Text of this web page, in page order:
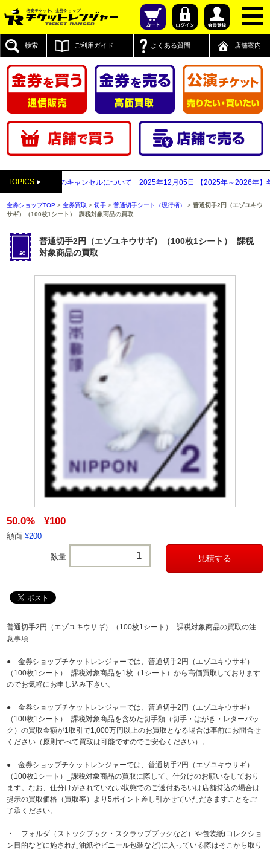
検索 ご利用ガイド よくある質問 店舗案内
TOPICS
るご注文のキャンセルについて 2025年12月05日 【2025年～2026年】年末年
金券ショップTOP >金券買取 >切手 >普通切手シート（現行柄） >普通切手2円（エゾユキウ
サギ）（100枚1シート）_課税対象商品の買取
普通切手2円（エゾユキウサギ）（100枚1シート）_課税
対象商品の買取
50.0% ¥100
額面 ¥200
数量
普通切手2円（エゾユキウサギ）（100枚1シート）_課税対象商品の買取の注
意事項
● 金券ショップチケットレンジャーでは、普通切手2円（エゾユキウサギ）
（100枚1シート）_課税対象商品を1枚（1シート）から高価買取しております
のでお気軽にお申し込み下さい。
● 金券ショップチケットレンジャーでは、普通切手2円（エゾユキウサギ）
（100枚1シート）_課税対象商品を含めた切手類（切手・はがき・レターパッ
ク）の買取金額が1取引で1,000万円以上のお買取となる場合は事前にお問合せ
ください（原則すべて買取は可能ですのでご安心ください）。
● 金券ショップチケットレンジャーでは、普通切手2円（エゾユキウサギ）
（100枚1シート）_課税対象商品の買取に際して、仕分けのお願いをしており
ます。なお、仕分けがされていない状態でのご送付あるいは店舗持込の場合は
提示の買取価格（買取率）より5ポイント差し引かせていただきますことをご
了承ください。
・ フォルダ（ストックブック・スクラップブックなど）や包装紙(コレクショ
ン目的などに施された油紙やビニール包装など)に入っている際はそこから取り